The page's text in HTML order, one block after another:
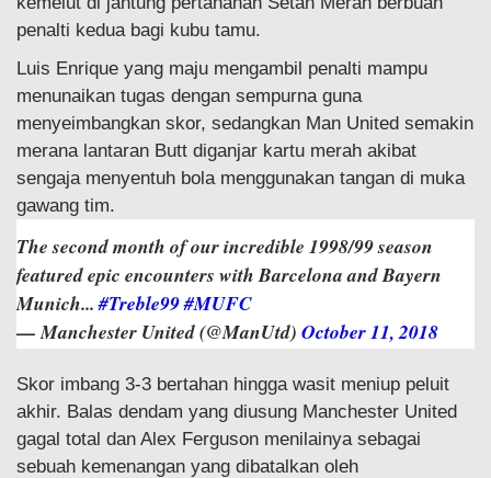
penalti kedua bagi kubu tamu.
Luis Enrique yang maju mengambil penalti mampu
menunaikan tugas dengan sempurna guna
menyeimbangkan skor, sedangkan Man United semakin
merana lantaran Butt diganjar kartu merah akibat
sengaja menyentuh bola menggunakan tangan di muka
gawang tim.
The second month of our incredible 1998/99 season
featured epic encounters with Barcelona and Bayern
Munich...#Treble99#MUFC
— Manchester United (@ManUtd) October 11, 2018
Skor imbang 3-3 bertahan hingga wasit meniup peluit
akhir. Balas dendam yang diusung Manchester United
gagal total dan Alex Ferguson menilainya sebagai
sebuah kemenangan yang dibatalkan oleh